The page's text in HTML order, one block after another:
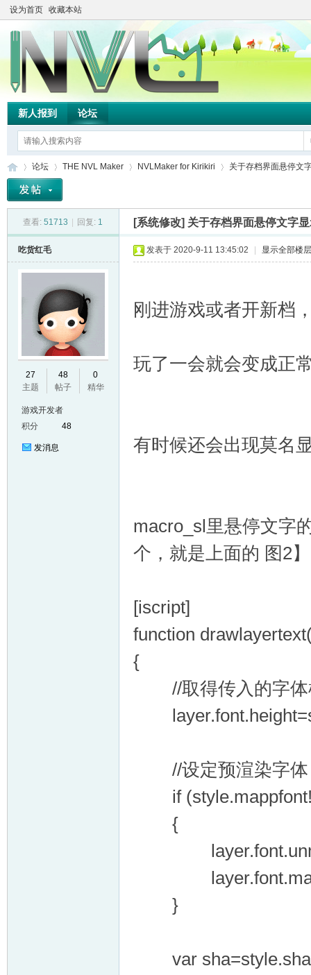
设为首页 收藏本站
新人报到 论坛
论坛
›
THE NVL Maker NVLMaker for Kirikiri
›
关于存档界面悬停文
查看: 51713 回复: 1 [系统修改] 关于存档界面悬停文字
吃货红毛
27
主题
48
帖子
0
精华
游戏开发者
积分
48
发消息
发表于 2020-9-11 13:45:02 显示全部楼层
刚进游戏或者开新档
玩了一会就会变成正
有时候还会出现莫名
macro_sl里悬停文字
个，就是上面的 图2】
[iscript]
function
{
//取得传入的字体
//设定预渲染字体
if
{
}
var